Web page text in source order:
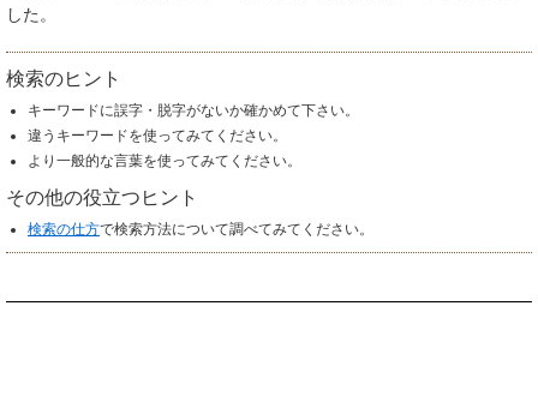
した。
検索のヒント
キーワードに誤字・脱字がないか確かめて下さい。
違うキーワードを使ってみてください。
より一般的な言葉を使ってみてください。
その他の役立つヒント
検索の仕方で検索方法について調べてみてください。